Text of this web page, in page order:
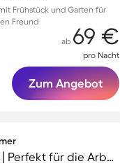
Frühstück und Garten für
Freund
ab 69 €
pro Nacht
Zum Angebot
Kinderfreundliches Apartment | Perfekt für die Arbeit von Zuhause | Haustiere erlaubt